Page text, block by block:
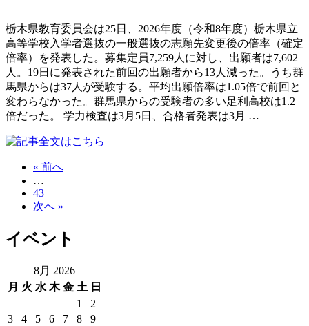
栃木県教育委員会は25日、2026年度（令和8年度）栃木県立
高等学校入学者選抜の一般選抜の志願先変更後の倍率（確定
倍率）を発表した。募集定員7,259人に対し、出願者は7,602
人。19日に発表された前回の出願者から13人減った。うち群
馬県からは37人が受験する。平均出願倍率は1.05倍で前回と
変わらなかった。群馬県からの受験者の多い足利高校は1.2
倍だった。 学力検査は3月5日、合格者発表は3月 …
« 前へ
…
43
次へ »
イベント
8月 2026
月 火 水 木 金 土 日
1
2
3
4 5 6 7 8
9